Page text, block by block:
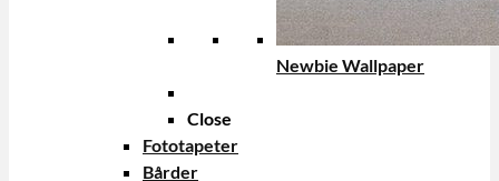
Newbie Wallpaper
Close
Fototapeter
Bårder